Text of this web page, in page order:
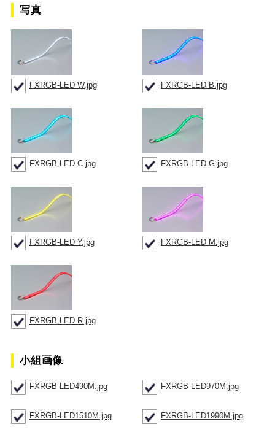
写真
FXRGB-LED W.jpg FXRGB-LED B.jpg
FXRGB-LED C.jpg FXRGB-LED G.jpg
FXRGB-LED Y.jpg FXRGB-LED M.jpg
FXRGB-LED R.jpg
小組画像
FXRGB-LED490M.jpg FXRGB-LED970M.jpg
FXRGB-LED1510M.jpg FXRGB-LED1990M.jpg